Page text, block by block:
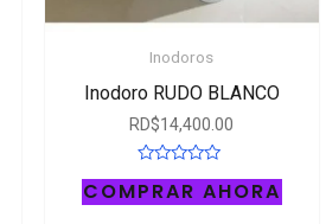
Inodoros
Inodoro RUDO BLANCO
RD$14,400.00
Rated
0
out
COMPRAR AHORA